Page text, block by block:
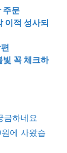
주문
이적 성사되
빛 꼭 체크하
금하네요
에 사왔습